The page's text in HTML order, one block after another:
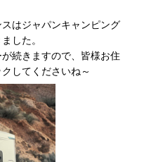
はジャパンキャンピング
した。
続きますので、皆様お住
してくださいね～